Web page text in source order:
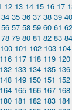
12 13 14 15 16 17
34 35 36 37 38 39 40
56 57 58 59 60 61 62
78 79 80 81 82 83 84
100 101 102 103 104
116 117 118 119 120
132 133 134 135 136
148 149 150 151 152
164 165 166 167 168
180 181 182 183 184